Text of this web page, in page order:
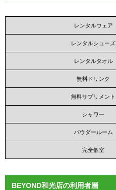
レンタルウェア
レンタルシューズ
レンタルタオル
無料ドリンク
無料サプリメント
シャワー
パウダールーム
完全個室
BEYOND和光店の利用者層